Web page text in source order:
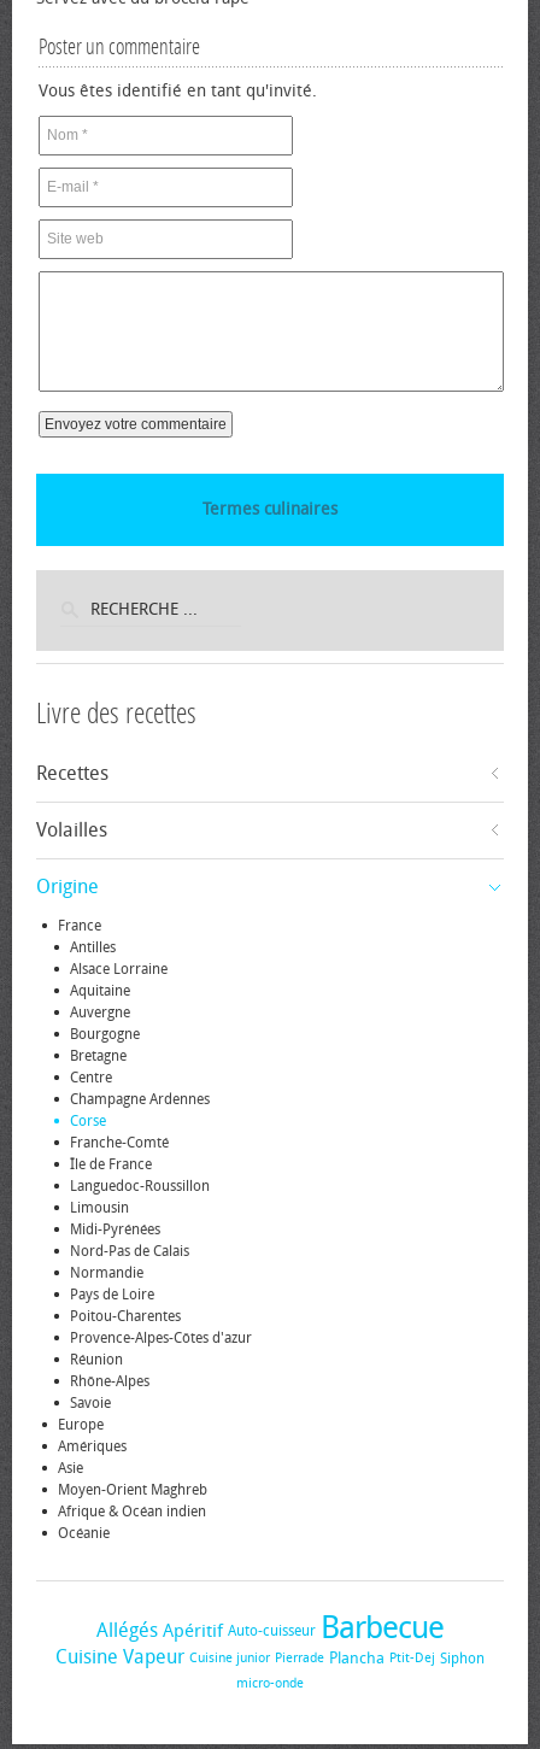
Poster un commentaire
Vous êtes identifié en tant qu'invité.
Termes culinaires
Livre des recettes
Recettes
Volailles
Origine
France
Antilles
Alsace Lorraine
Aquitaine
Auvergne
Bourgogne
Bretagne
Centre
Champagne Ardennes
Corse
Franche-Comté
Île de France
Languedoc-Roussillon
Limousin
Midi-Pyrénées
Nord-Pas de Calais
Normandie
Pays de Loire
Poitou-Charentes
Provence-Alpes-Côtes d'azur
Réunion
Rhône-Alpes
Savoie
Europe
Amériques
Asie
Moyen-Orient Maghreb
Afrique & Océan indien
Océanie
Allégés Apéritif Auto-cuisseur Barbecue
Cuisine Vapeur Cuisine junior Pierrade Plancha Ptit-Dej Siphon
micro-onde